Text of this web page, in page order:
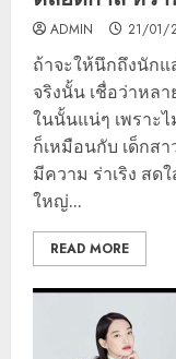
ADMIN 21/01/
ถ้าจะให้นึกถึงนักแ
จริงนั้น เชื่อว่าหล
ในนั้นแน่ๆ เพราะไ
ก็เหมือนกับ เด็กส
มีความ ร่าเริง สด
ใหญ่...
READ MORE